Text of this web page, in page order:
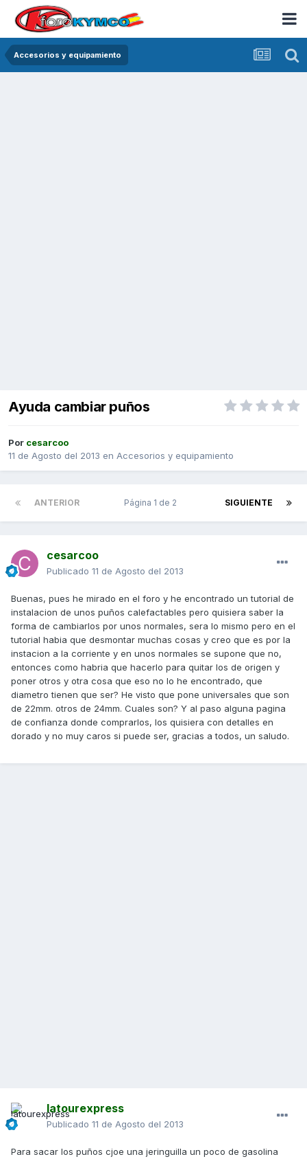
Accesorios y equipamiento
Ayuda cambiar puños
Por cesarcoo
11 de Agosto del 2013 en Accesorios y equipamiento
ANTERIOR SIGUIENTE
Página 1 de 2
cesarcoo
Publicado 11 de Agosto del 2013
Buenas, pues he mirado en el foro y he encontrado un tutorial de
instalacion de unos puños calefactables pero quisiera saber la
forma de cambiarlos por unos normales, sera lo mismo pero en el
tutorial habia que desmontar muchas cosas y creo que es por la
instacion a la corriente y en unos normales se supone que no,
entonces como habria que hacerlo para quitar los de origen y
poner otros y otra cosa que eso no lo he encontrado, que
diametro tienen que ser? He visto que pone universales que son
de 22mm. otros de 24mm. Cuales son? Y al paso alguna pagina
de confianza donde comprarlos, los quisiera con detalles en
dorado y no muy caros si puede ser, gracias a todos, un saludo.
latourexpress
Publicado 11 de Agosto del 2013
Para sacar los puños cjoe una jeringuilla un poco de gasolina